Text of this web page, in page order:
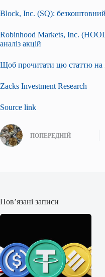
Block, Inc. (SQ): безкоштовний
Robinhood Markets, Inc.
аналіз акцій
Щоб прочитати цю статтю на
Zacks Investment Research
Source link
ПОПЕРЕДНІЙ
Пов’язані записи